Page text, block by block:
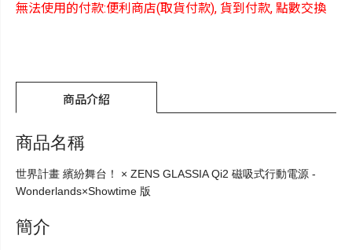
無法使用的付款:便利商店(取貨付款), 貨到付款, 點數交換
商品介紹
商品名稱
世界計畫 繽紛舞台！ × ZENS GLASSIA Qi2 磁吸式行動電源 -
Wonderlands×Showtime 版
簡介